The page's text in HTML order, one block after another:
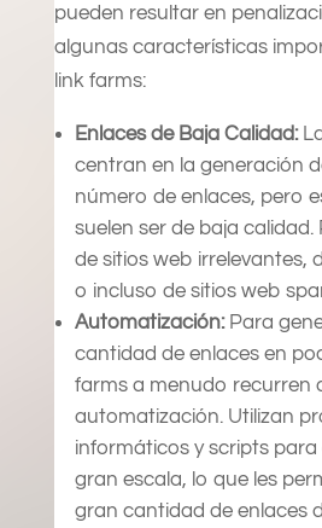
pueden resultar en
algunas características
link farms:
Enlaces de Baja Calidad:
centran en la generación
número de enlaces, pero
suelen ser de baja
de sitios web irrelevantes,
o incluso de sitios web
Automatización:Para
cantidad de enlaces en
farms a menudo recurren
automatización. Utilizan
informáticos y scripts para
gran escala, lo que les
gran cantidad de enlaces